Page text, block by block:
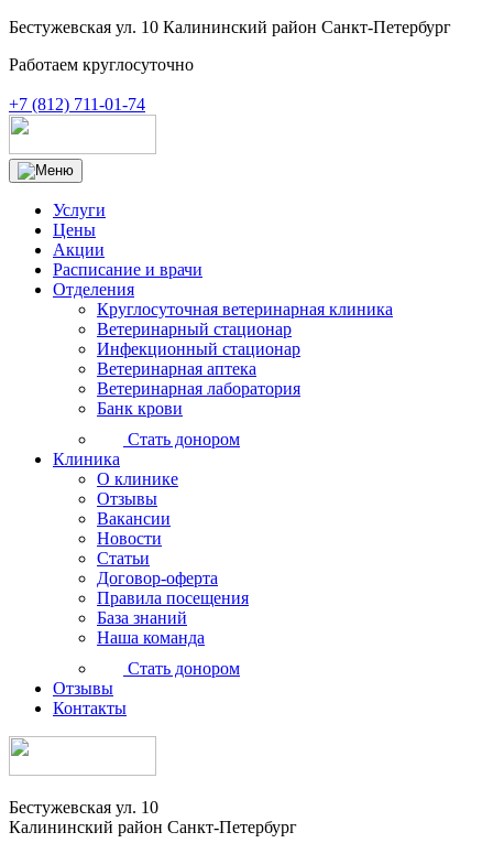
Бестужевская ул. 10 Калининский район Санкт-Петербург
Работаем круглосуточно
+7 (812) 711-01-74
Услуги
Цены
Акции
Расписание и врачи
Отделения
Круглосуточная ветеринарная клиника
Ветеринарный стационар
Инфекционный стационар
Ветеринарная аптека
Ветеринарная лаборатория
Банк крови
Стать донором
Клиника
О клинике
Отзывы
Вакансии
Новости
Статьи
Договор-оферта
Правила посещения
База знаний
Наша команда
Стать донором
Отзывы
Контакты
Бестужевская ул. 10
Калининский район Санкт-Петербург